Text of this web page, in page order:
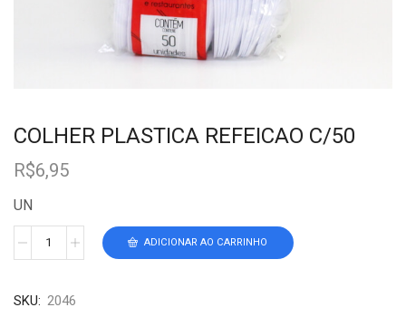
COLHER PLASTICA REFEICAO C/50
R$6,95
UN
ADICIONAR AO CARRINHO
SKU: 2046